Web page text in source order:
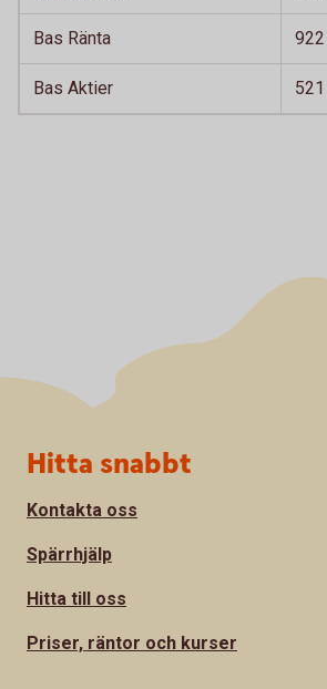
Bas Ränta 922
Bas Aktier 521
Sidfot
Hitta snabbt
Kontakta oss
Spärrhjälp
Hitta till oss
Priser, räntor och kurser